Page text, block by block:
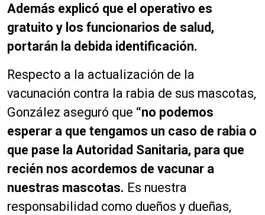
Además explicó que el operativo es
gratuito y los funcionarios de salud,
portarán la debida identificación.
Respecto a la actualización de la
vacunación contra la rabia de sus mascotas,
González aseguró que “no podemos
esperar a que tengamos un caso de rabia o
que pase la Autoridad Sanitaria, para que
recién nos acordemos de vacunar a
nuestras mascotas. Es nuestra
responsabilidad como dueños y dueñas,